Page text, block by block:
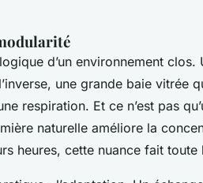
d’un environnement clos.
une grande baie vitrée
respiration. Et ce n’est pas
naturelle améliore la
heures, cette nuance fait toute